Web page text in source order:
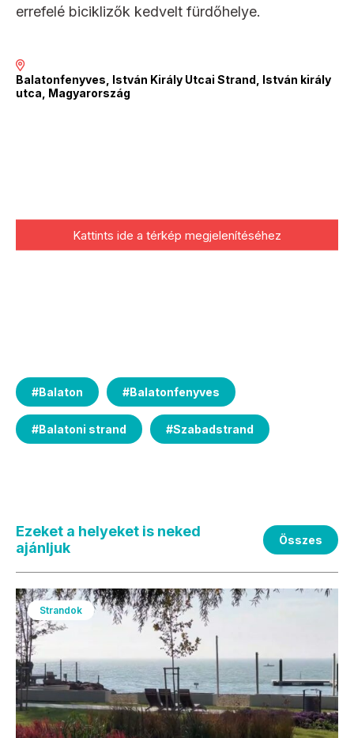
errefelé biciklizők kedvelt fürdőhelye.
Balatonfenyves, István Király Utcai Strand, István király
utca, Magyarország
Kattints ide a térkép megjelenítéséhez
#Balaton #Balatonfenyves
#Balatoni strand #Szabadstrand
Ezeket a helyeket is neked
ajánljuk
Összes
Strandok